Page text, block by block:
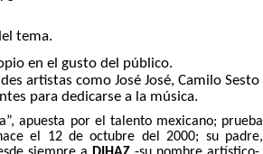
tema.
en el gusto del público.
artistas como José José, Camilo Sesto
para dedicarse a la música.
apuesta por el talento mexicano; prueba
el 12 de octubre del 2000; su padre,